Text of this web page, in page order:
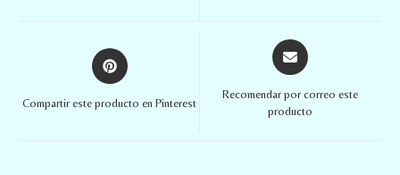
Compartir este producto en Pinterest
Recomendar por correo este
producto